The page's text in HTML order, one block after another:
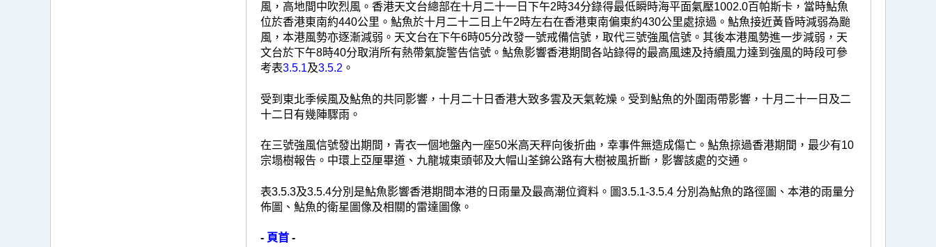
風，高地間中吹烈風。香港天文台總部在十月二十一日下午2時34分錄得最低瞬時海平面氣壓1002.0百帕斯卡，當時鮎魚
位於香港東南約440公里。鮎魚於十月二十二日上午2時左右在香港東南偏東約430公里處掠過。鮎魚接近黃昏時減弱為颱
風，本港風勢亦逐漸減弱。天文台在下午6時05分改發一號戒備信號，取代三號強風信號。其後本港風勢進一步減弱，天
文台於下午8時40分取消所有熱帶氣旋警告信號。鮎魚影響香港期間各站錄得的最高風速及持續風力達到強風的時段可參
考表3.5.1及3.5.2 。
受到東北季候風及鮎魚的共同影響，十月二十日香港大致多雲及天氣乾燥。受到鮎魚的外圍雨帶影響，十月二十一日及二
十二日有幾陣驟雨。
在三號強風信號發出期間，青衣一個地盤內一座50米高天秤向後折曲，幸事件無造成傷亡。鮎魚掠過香港期間，最少有10
宗塌樹報告。中環上亞厘畢道、九龍城東頭邨及大帽山荃錦公路有大樹被風折斷，影響該處的交通。
表3.5.3及3.5.4分別是鮎魚影響香港期間本港的日雨量及最高潮位資料。圖3.5.1-3.5.4 分別為鮎魚的路徑圖、本港的雨量分
佈圖、鮎魚的衛星圖像及相關的雷達圖像。
- 頁首 -